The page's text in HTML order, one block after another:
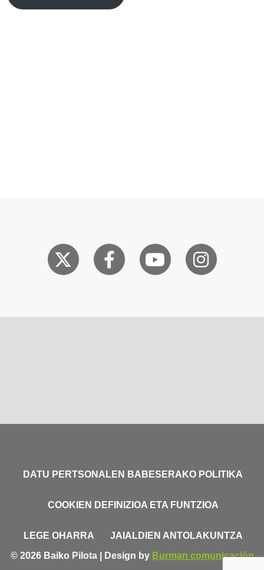
DATU PERTSONALEN BABESERAKO POLITIKA
COOKIEN DEFINIZIOA ETA FUNTZIOA
LEGE OHARRA
JAIALDIEN ANTOLAKUNTZA
© 2026 Baiko Pilota | Design by Burman comunicación